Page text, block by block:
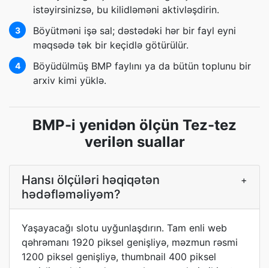
istəyirsinizsə, bu kilidləməni aktivləşdirin.
3
Böyütməni işə sal; dəstədəki hər bir fayl eyni
məqsədə tək bir keçidlə götürülür.
4
Böyüdülmüş BMP faylını ya da bütün toplunu bir
arxiv kimi yüklə.
BMP-i yenidən ölçün Tez-tez
verilən suallar
Hansı ölçüləri həqiqətən
hədəfləməliyəm?
+
Yaşayacağı slotu uyğunlaşdırın. Tam enli web
qəhrəmanı 1920 piksel genişliyə, məzmun rəsmi
1200 piksel genişliyə, thumbnail 400 piksel